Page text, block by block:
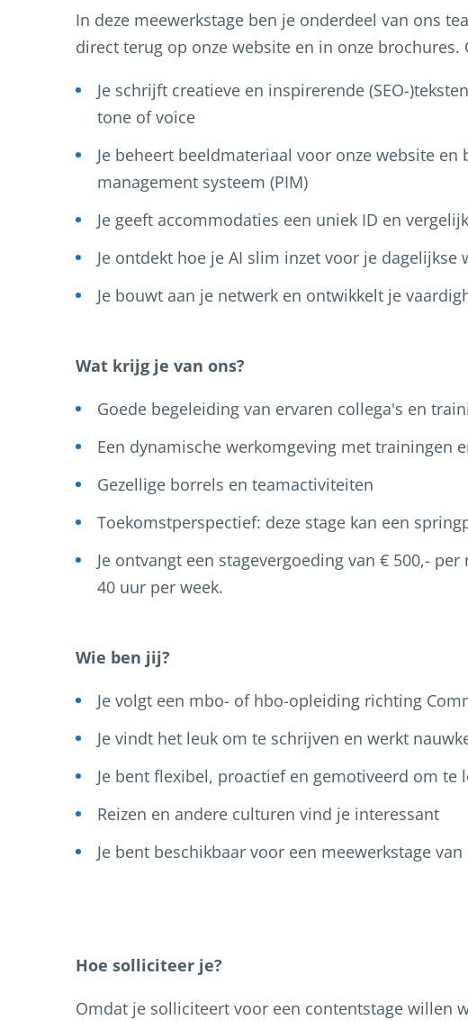
In deze meewerkstage ben je onderdeel van ons
direct terug op onze website en in onze brochures.
Je schrijft creatieve en inspirerende (SEO-
tone of voice
Je beheert beeldmateriaal voor onze website
management systeem (PIM)
Je geeft accommodaties een uniek ID en
Je ontdekt hoe je AI slim inzet voor je dagelijkse
Je bouwt aan je netwerk en ontwikkelt je
Wat krijg je van ons?
Goede begeleiding van ervaren collega's en
Een dynamische werkomgeving met trainingen
Gezellige borrels en teamactiviteiten
Toekomstperspectief: deze stage kan een
Je ontvangt een stagevergoeding van € 500,-
40 uur per week.
Wie ben jij?
Je volgt een mbo- of hbo-opleiding richting
Je vindt het leuk om te schrijven en werkt
Je bent flexibel, proactief en gemotiveerd om te
Reizen en andere culturen vind je interessant
Je bent beschikbaar voor een meewerkstage
Hoe solliciteer je?
Omdat je solliciteert voor een contentstage willen